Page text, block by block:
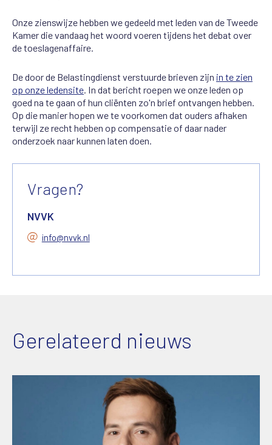
Onze zienswijze hebben we gedeeld met leden van de Tweede
Kamer die vandaag het woord voeren tijdens het debat over
de toeslagenaffaire.
De door de Belastingdienst verstuurde brieven zijn in te zien
op onze ledensite. In dat bericht roepen we onze leden op
goed na te gaan of hun cliënten zo'n brief ontvangen hebben.
Op die manier hopen we te voorkomen dat ouders afhaken
terwijl ze recht hebben op compensatie of daar nader
onderzoek naar kunnen laten doen.
Vragen?
NVVK
info@nvvk.nl
Gerelateerd nieuws